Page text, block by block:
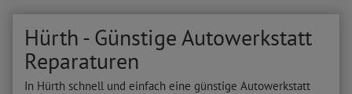
Hürth - Günstige Autowerkstatt
Reparaturen
In Hürth schnell und einfach eine günstige Autowerkstatt